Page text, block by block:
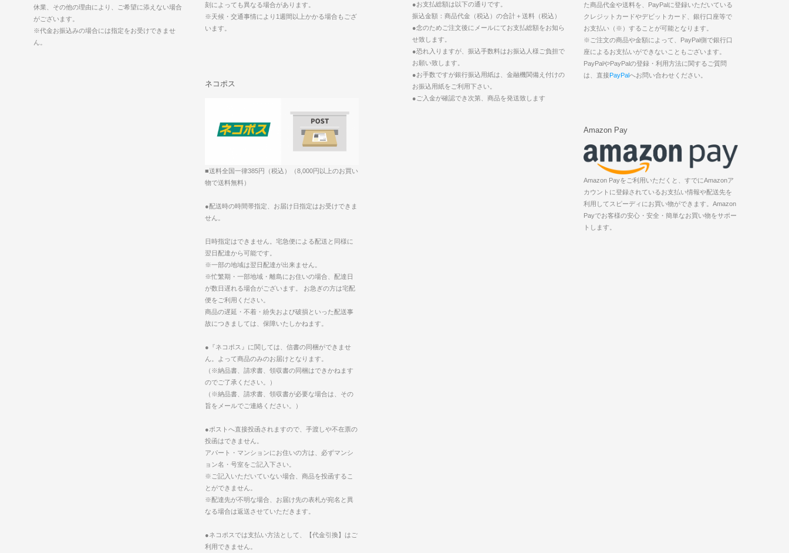
休業、その他の理由により、ご希望に添えない場合
がございます。
※代金お振込みの場合には指定をお受けできませ
ん。
刻によっても異なる場合があります。
※天候・交通事情により1週間以上かかる場合もござ
います。
ネコポス
■送料全国一律385円（税込）（8,000円以上のお買い
物で送料無料）
●配送時の時間帯指定、お届け日指定はお受けできま
せん。
日時指定はできません。宅急便による配送と同様に
翌日配達から可能です。
※一部の地域は翌日配達が出来ません。
※忙繁期・一部地域・離島にお住いの場合、配達日
が数日遅れる場合がございます。 お急ぎの方は宅配
便をご利用ください。
商品の遅延・不着・紛失および破損といった配送事
故につきましては、保障いたしかねます。
●『ネコポス』に関しては、信書の同梱ができませ
ん。よって商品のみのお届けとなります。
（※納品書、請求書、領収書の同梱はできかねます
のでご了承ください。）
（※納品書、請求書、領収書が必要な場合は、その
旨をメールでご連絡ください。）
●ポストへ直接投函されますので、手渡しや不在票の
投函はできません。
アパート・マンションにお住いの方は、必ずマンシ
ョン名・号室をご記入下さい。
※ご記入いただいていない場合、商品を投函するこ
とができません。
※配達先が不明な場合、お届け先の表札が宛名と異
なる場合は返送させていただきます。
●ネコポスでは支払い方法として、【代金引換】はご
利用できません。
●お支払総額は以下の通りです。
振込金額：商品代金（税込）の合計＋送料（税込）
●念のためご注文後にメールにてお支払総額をお知ら
せ致します。
●恐れ入りますが、振込手数料はお振込人様ご負担で
お願い致します。
●お手数ですが銀行振込用紙は、金融機関備え付けの
お振込用紙をご利用下さい。
●ご入金が確認でき次第、商品を発送致します
た商品代金や送料を、PayPalに登録いただいている
クレジットカードやデビットカード、銀行口座等で
お支払い（※）することが可能となります。
※ご注文の商品や金額によって、PayPal側で銀行口
座によるお支払いができないこともございます。
PayPalやPayPalの登録・利用方法に関するご質問
は、直接PayPalへお問い合わせください。
Amazon Pay
Amazon Payをご利用いただくと、すでにAmazonア
カウントに登録されているお支払い情報や配送先を
利用してスピーディにお買い物ができます。Amazon
Payでお客様の安心・安全・簡単なお買い物をサポー
トします。